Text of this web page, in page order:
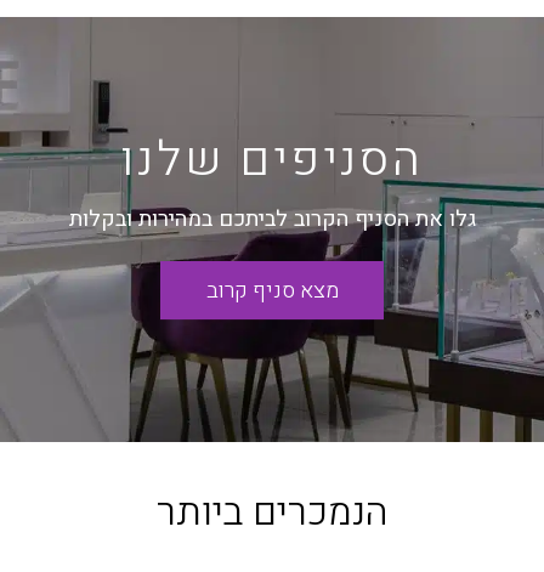
הסניפים שלנו
גלו את הסניף הקרוב לביתכם במהירות ובקלות
מצא סניף קרוב
הנמכרים ביותר